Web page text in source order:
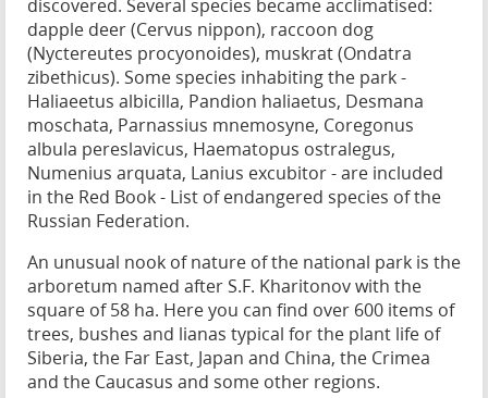
discovered. Several species became acclimatised:
dapple deer (Cervus nippon), raccoon dog
(Nyctereutes procyonoides), muskrat (Ondatra
zibethicus). Some species inhabiting the park -
Haliaeetus albicilla, Pandion haliaetus, Desmana
moschata, Parnassius mnemosyne, Coregonus
albula pereslavicus, Haematopus ostralegus,
Numenius arquata, Lanius excubitor - are included
in the Red Book - List of endangered species of the
Russian Federation.
An unusual nook of nature of the national park is the
arboretum named after S.F. Kharitonov with the
square of 58 ha. Here you can find over 600 items of
trees, bushes and lianas typical for the plant life of
Siberia, the Far East, Japan and China, the Crimea
and the Caucasus and some other regions.